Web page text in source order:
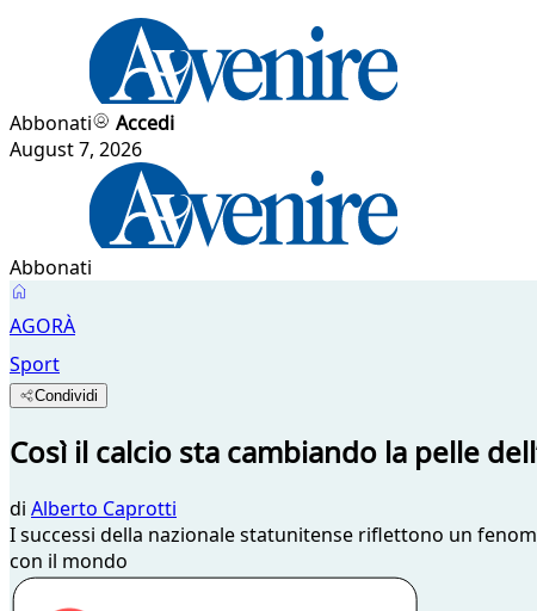
Abbonati
Accedi
August 7, 2026
Abbonati
AGORÀ
Sport
Condividi
Così il calcio sta cambiando la pelle
di Alberto Caprotti
I successi della nazionale statunitense riflettono un
con il mondo